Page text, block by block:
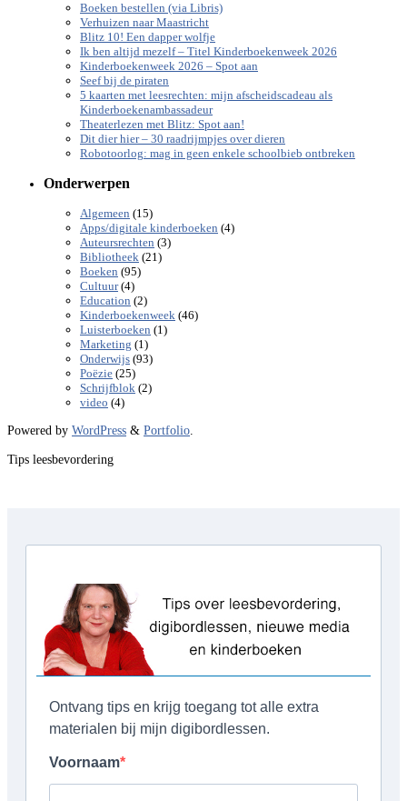
Boeken bestellen (via Libris)
Verhuizen naar Maastricht
Blitz 10! Een dapper wolfje
Ik ben altijd mezelf – Titel Kinderboekenweek 2026
Kinderboekenweek 2026 – Spot aan
Seef bij de piraten
5 kaarten met leesrechten: mijn afscheidscadeau als
Kinderboekenambassadeur
Theaterlezen met Blitz: Spot aan!
Dit dier hier – 30 raadrijmpjes over dieren
Robotoorlog: mag in geen enkele schoolbieb ontbreken
Onderwerpen
Algemeen (15)
Apps/digitale kinderboeken (4)
Auteursrechten (3)
Bibliotheek (21)
Boeken (95)
Cultuur(4)
Education (2)
Kinderboekenweek (46)
Luisterboeken (1)
Marketing (1)
Onderwijs (93)
Poëzie (25)
Schrijfblok (2)
video (4)
Powered by WordPress & Portfolio.
Tips leesbevordering